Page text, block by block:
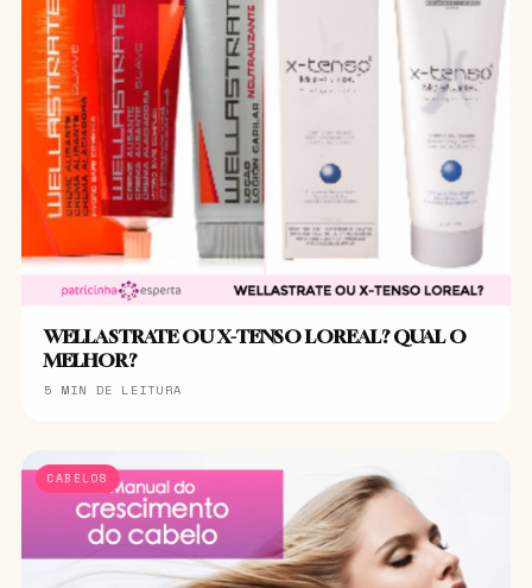
WELLASTRATE OU X-TENSO LOREAL? QUAL O
MELHOR?
5 MIN DE LEITURA
CABELOS